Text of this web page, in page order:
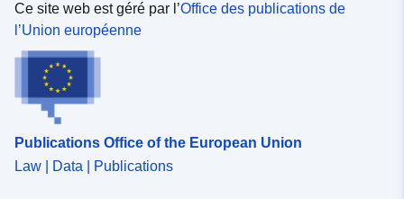
Ce site web est géré par l’Office des publications de
l’Union européenne
Publications Office of the European Union
Law | Data | Publications